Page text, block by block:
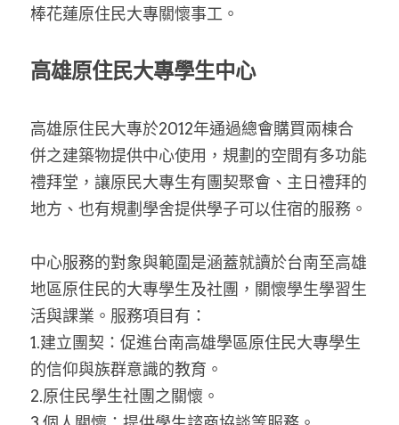
棒花蓮原住民大專關懷事工。
高雄原住民大專學生中心
高雄原住民大專於2012年通過總會購買兩棟合
併之建築物提供中心使用，規劃的空間有多功能
禮拜堂，讓原民大專生有團契聚會、主日禮拜的
地方、也有規劃學舍提供學子可以住宿的服務。
中心服務的對象與範圍是涵蓋就讀於台南至高雄
地區原住民的大專學生及社團，關懷學生學習生
活與課業。服務項目有：
1.建立團契：促進台南高雄學區原住民大專學生
的信仰與族群意識的教育。
2.原住民學生社團之關懷。